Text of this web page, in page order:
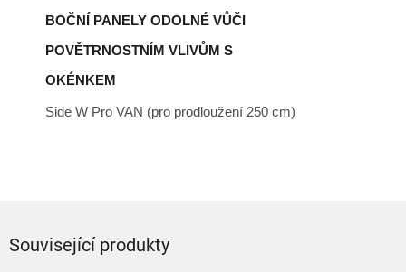
BOČNÍ PANELY ODOLNÉ VŮČI
POVĚTRNOSTNÍM VLIVŮM S
OKÉNKEM
Side W Pro VAN (pro prodloužení 250 cm)
Související produkty